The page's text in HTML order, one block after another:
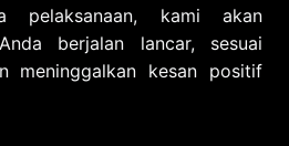
pelaksanaan, kami akan
berjalan lancar, sesuai
meninggalkan kesan positif